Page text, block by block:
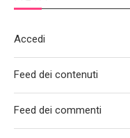
Accedi
Feed dei contenuti
Feed dei commenti